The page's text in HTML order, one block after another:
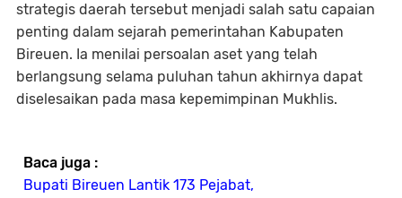
strategis daerah tersebut menjadi salah satu capaian
penting dalam sejarah pemerintahan Kabupaten
Bireuen. Ia menilai persoalan aset yang telah
berlangsung selama puluhan tahun akhirnya dapat
diselesaikan pada masa kepemimpinan Mukhlis.
Baca juga :
Bupati Bireuen Lantik 173 Pejabat,